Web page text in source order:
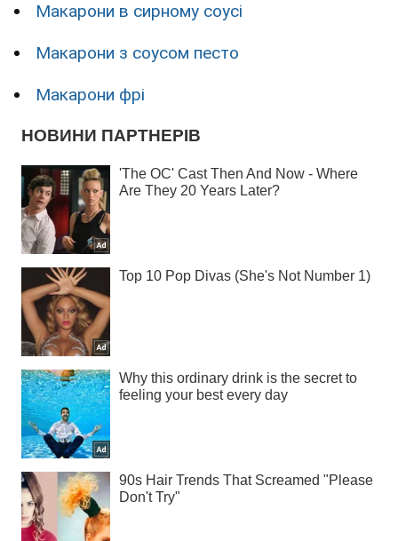
Макарони в сирному соусі
Макарони з соусом песто
Макарони фрі